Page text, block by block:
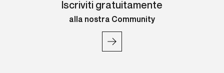
Iscriviti gratuitamente
alla nostra Community